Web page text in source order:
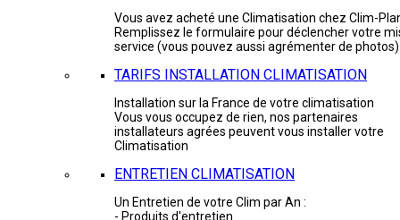
Vous avez acheté une Climatisation chez Clim-
Remplissez le formulaire pour déclencher votre
service (vous pouvez aussi agrémenter de photos)
TARIFS INSTALLATION CLIMATISATION
Installation sur la France de votre climatisation
Vous vous occupez de rien, nos partenaires
installateurs agrées peuvent vous installer votre
Climatisation
ENTRETIEN CLIMATISATION
Un Entretien de votre Clim par An :
- Produits d'entretien